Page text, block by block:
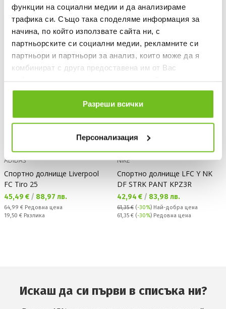
функции на социални медии и да анализираме
трафика си. Също така споделяме информация за
начина, по който използвате сайта ни, с
партньорските си социални медии, рекламните си
партньори и партньори за анализ, които може да я
комбинират с друга предоставена им от Вас
ползването от Ваша страна на услугите им.
Разреши всички
Персонализация
OFFER
ADIDAS
Спортно долнище Liverpool
FC Tiro 25
Текуща цена:
45,49 € / 88,97 лв.
Редовна цена:
64,99 € Редовна цена
Спестявате:
19,50 € Разлика
NIKE
Спортно долнище LFC Y NK
DF STRK PANT KPZ3R
Текуща цена:
42,94 € / 83,98 лв.
61,35 € (-30%) Най-добра цена
Редовна цена:
61,35 € (-30%) Редовна цена
Искаш да си първи в списъка ни?